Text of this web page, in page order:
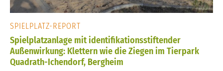
SPIELPLATZ-REPORT
Spielplatzanlage mit identifikationsstiftender
Außenwirkung: Klettern wie die Ziegen im Tierpark
Quadrath-Ichendorf, Bergheim